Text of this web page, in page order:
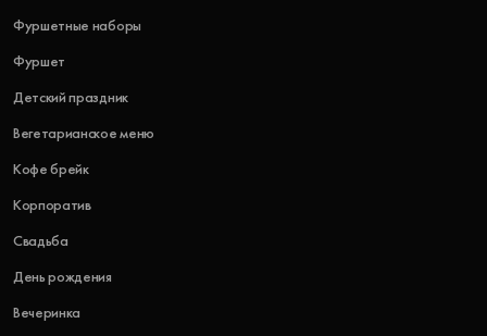
Фуршетные наборы
Фуршет
Детский праздник
Вегетарианское меню
Кофе брейк
Корпоратив
Свадьба
День рождения
Вечеринка